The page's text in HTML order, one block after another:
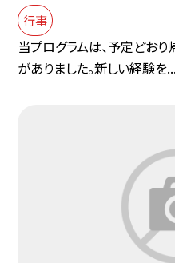
行事
当プログラムは、予定どお
がありました。新しい経験を...